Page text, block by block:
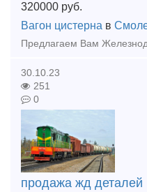
320000 руб.
Вагон цистерна в
30.10.23
251
0
продажа жд деталей